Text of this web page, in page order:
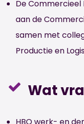
De
aan de
samen met
Productie en
Wat